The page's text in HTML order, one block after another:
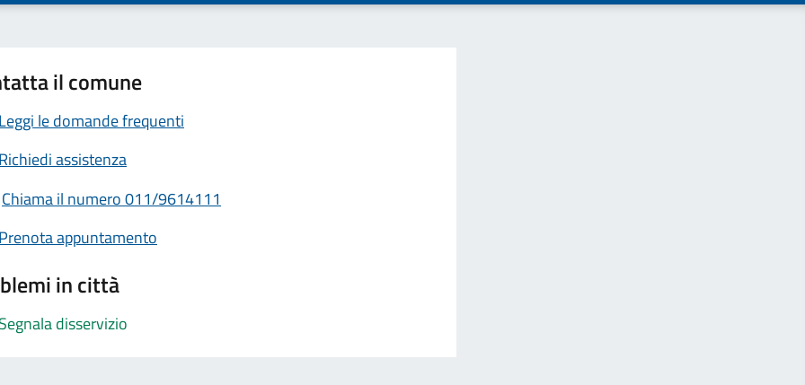
il comune
Leggi le domande frequenti
Richiedi assistenza
Chiama il numero 011/9614111
Prenota appuntamento
in città
Segnala disservizio